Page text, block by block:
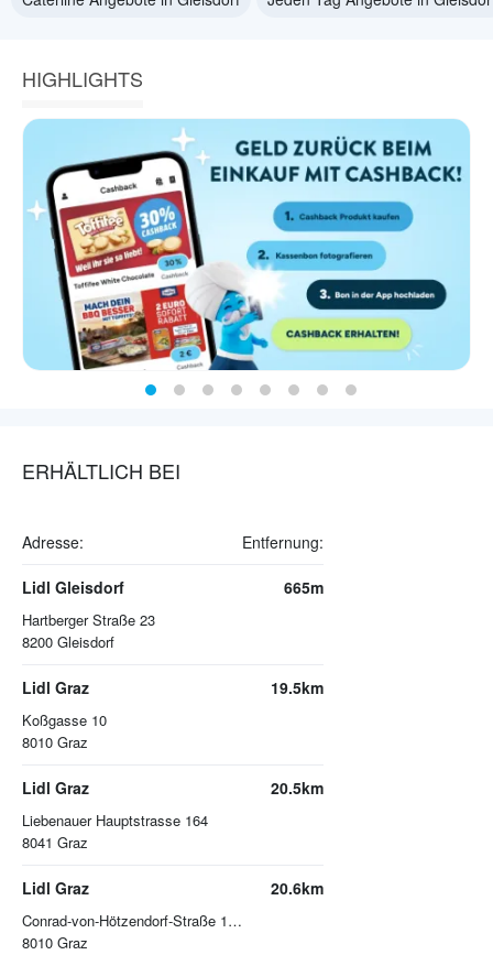
HIGHLIGHTS
ERHÄLTLICH BEI
Adresse: Entfernung:
Lidl Gleisdorf
Hartberger Straße 23
8200 Gleisdorf
665m
Lidl Graz
Koßgasse 10
8010 Graz
19.5km
Lidl Graz
Liebenauer Hauptstrasse 164
8041 Graz
20.5km
Lidl Graz
Conrad-von-Hötzendorf-Straße 165
8010 Graz
20.6km